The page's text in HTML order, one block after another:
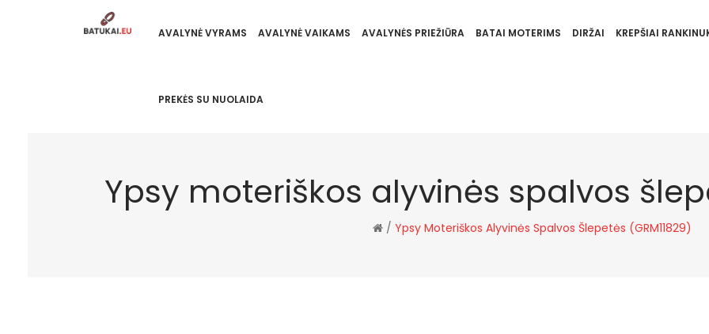
AVALYNĖ VYRAMS AVALYNĖ VAIKAMS AVALYNĖS PRIEŽIŪRA BATAI MOTERIMS DIRŽAI KREPŠIAI
PREKĖS SU NUOLAIDA
Ypsy moteriškos alyvinės spalvos
/ Ypsy Moteriškos Alyvinės Spalvos Šlepetės (GRM11829)